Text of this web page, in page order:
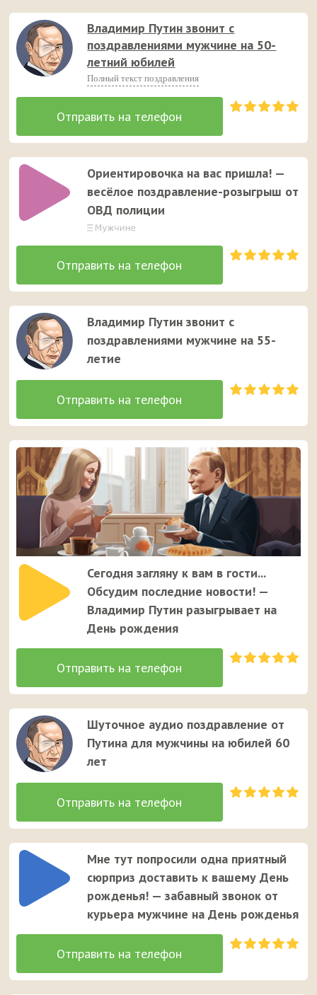
Владимир Путин звонит с
поздравлениями мужчине на 50-
летний юбилей
Полный текст поздравления
Ориентировочка на вас пришла! —
весёлое поздравление-розыгрыш от
ОВД полиции
Владимир Путин звонит с
поздравлениями мужчине на 55-
летие
Сегодня загляну к вам в гости...
Обсудим последние новости! —
Владимир Путин разыгрывает на
День рождения
Шуточное аудио поздравление от
Путина для мужчины на юбилей 60
лет
Мне тут попросили одна приятный
сюрприз доставить к вашему День
рожденья! — забавный звонок от
курьера мужчине на День рожденья